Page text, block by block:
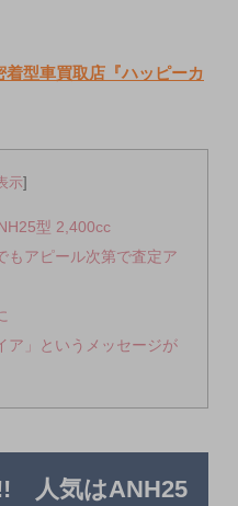
着型車買取店『ハッピーカ
示]
型 2,400cc
もアピール次第で査定ア
ア」というメッセージが
人気はANH25